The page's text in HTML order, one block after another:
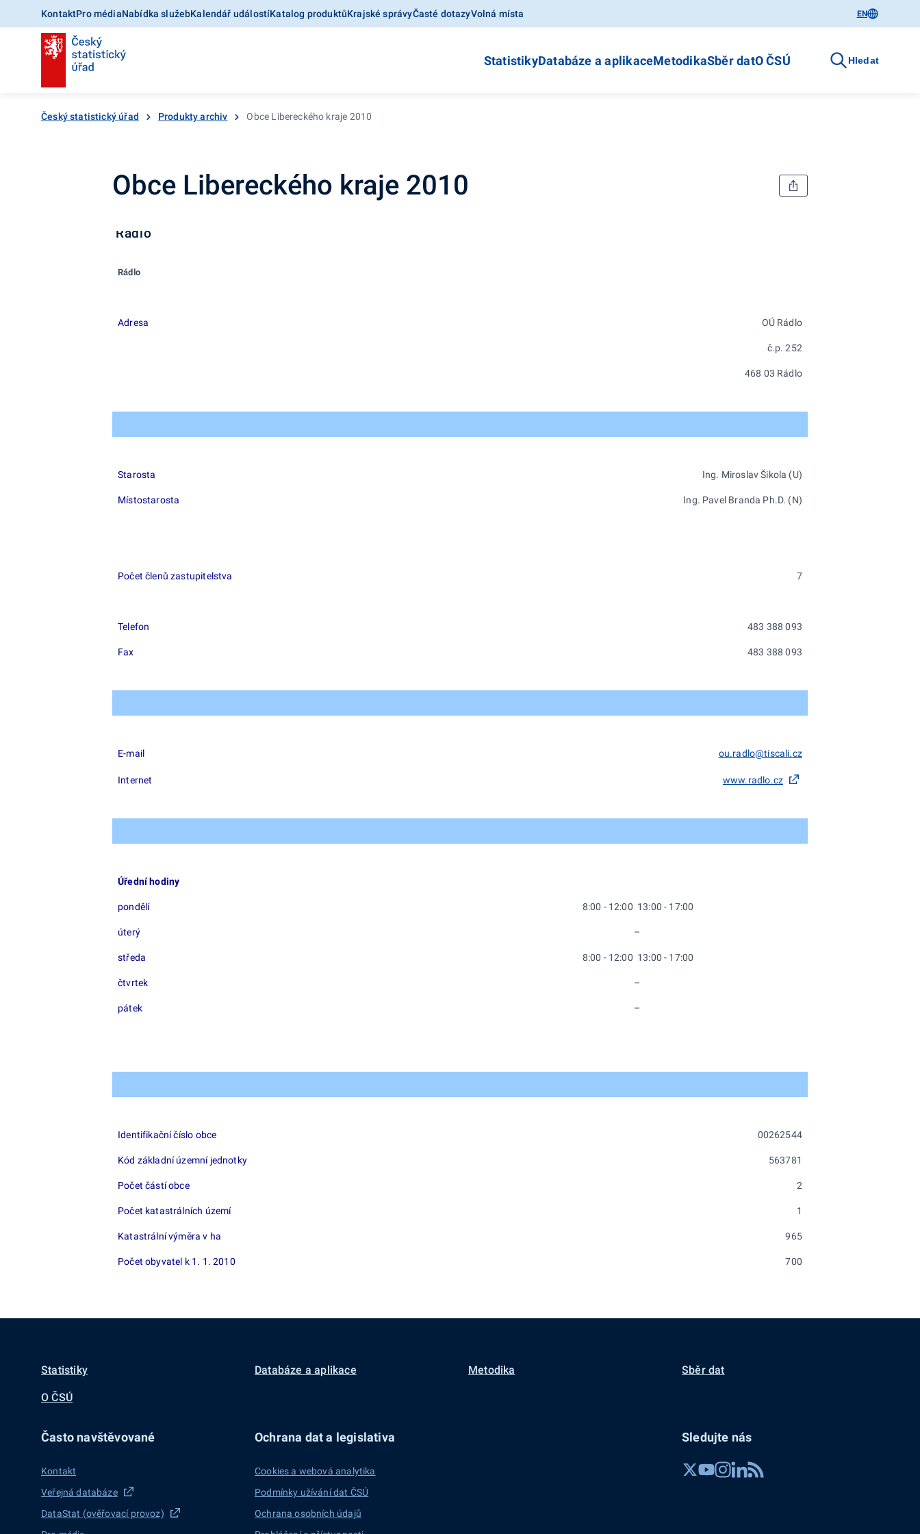
KontaktPro médiaNabídka služebKalendář událostíKatalog produktůKrajské správyČasté dotazyVolná místa EN
StatistikyDatabáze a aplikaceMetodikaSběr datO ČSÚ Hledat
Český statistický úřad Produkty archiv Obce Libereckého kraje 2010
Obce Libereckého kraje 2010
Rádlo
Rádlo
Adresa OÚ Rádlo
č.p. 252
468 03 Rádlo
Starosta Ing. Miroslav Šikola (U)
Místostarosta Ing. Pavel Branda Ph.D. (N)
Počet členů zastupitelstva 7
Telefon 483 388 093
Fax 483 388 093
E-mail ou.radlo@tiscali.cz
Internet www.radlo.cz
Úřední hodiny
pondělí 8:00 - 12:00 13:00 - 17:00
úterý –
středa 8:00 - 12:00 13:00 - 17:00
čtvrtek –
pátek –
Identifikační číslo obce 00262544
Kód základní územní jednotky 563781
Počet částí obce 2
Počet katastrálních území 1
Katastrální výměra v ha 965
Počet obyvatel k 1. 1. 2010 700
Statistiky Databáze a aplikace Metodika Sběr dat
O ČSÚ
Často navštěvované
Kontakt
Veřejná databáze
DataStat (ověřovací provoz)
Ochrana dat a legislativa
Cookies a webová analytika
Podmínky užívání dat ČSÚ
Ochrana osobních údajů
Sledujte nás